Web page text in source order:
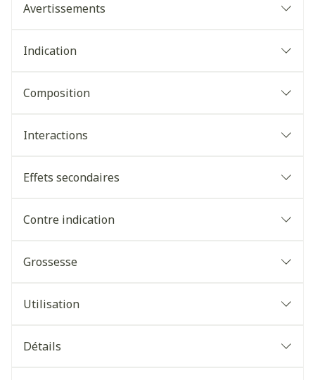
Avertissements
Indication
Composition
Interactions
Effets secondaires
Contre indication
Grossesse
Utilisation
Détails